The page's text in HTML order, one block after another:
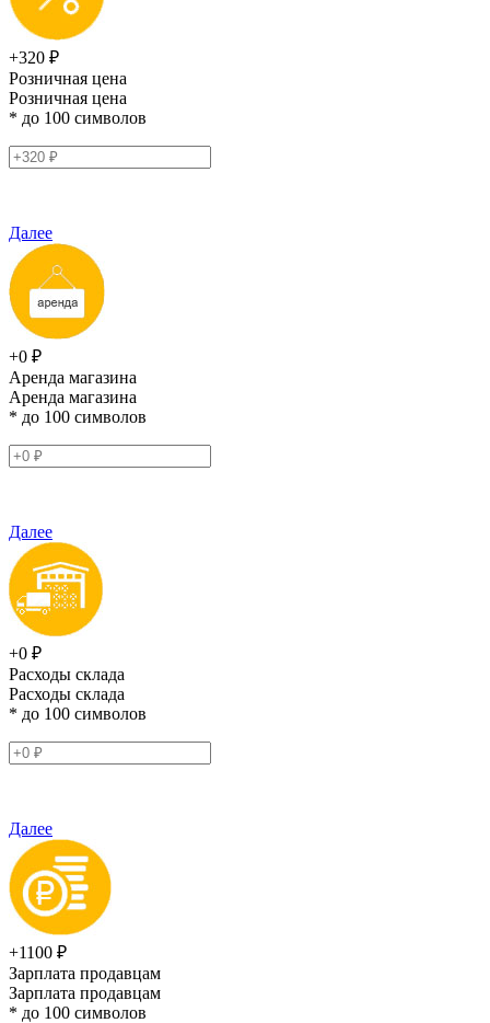
+320 ₽
Розничная цена
Розничная цена
* до 100 символов
Далее
+0 ₽
Аренда магазина
Аренда магазина
* до 100 символов
Далее
+0 ₽
Расходы склада
Расходы склада
* до 100 символов
Далее
+1100 ₽
Зарплата продавцам
Зарплата продавцам
* до 100 символов